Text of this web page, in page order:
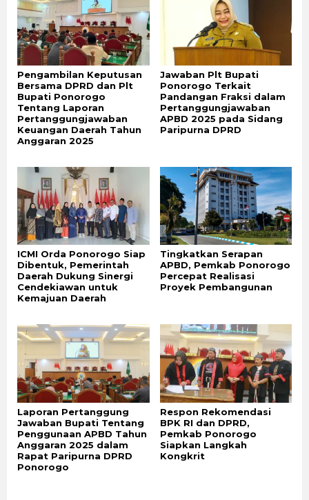
Pengambilan Keputusan
Bersama DPRD dan Plt
Bupati Ponorogo
Tentang Laporan
Pertanggungjawaban
Keuangan Daerah Tahun
Anggaran 2025
Jawaban Plt Bupati
Ponorogo Terkait
Pandangan Fraksi dalam
Pertanggungjawaban
APBD 2025 pada Sidang
Paripurna DPRD
ICMI Orda Ponorogo Siap
Dibentuk, Pemerintah
Daerah Dukung Sinergi
Cendekiawan untuk
Kemajuan Daerah
Tingkatkan Serapan
APBD, Pemkab Ponorogo
Percepat Realisasi
Proyek Pembangunan
Laporan Pertanggung
Jawaban Bupati Tentang
Penggunaan APBD Tahun
Anggaran 2025 dalam
Rapat Paripurna DPRD
Ponorogo
Respon Rekomendasi
BPK RI dan DPRD,
Pemkab Ponorogo
Siapkan Langkah
Kongkrit